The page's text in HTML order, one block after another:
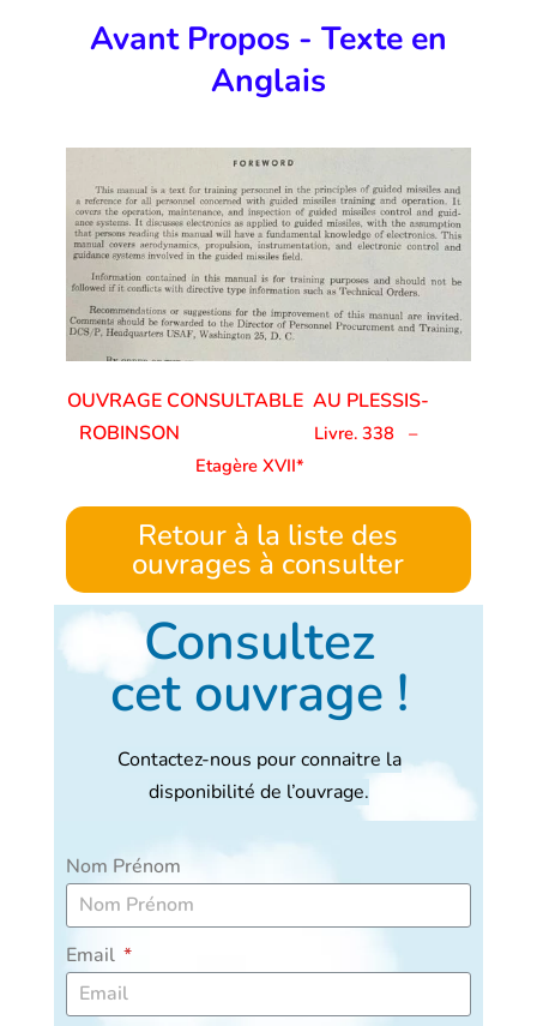
Avant Propos - Texte en
Anglais
OUVRAGE CONSULTABLE AU PLESSIS-
ROBINSON
Livre. 338
–
Etagère XVII*
Retour à la liste des
ouvrages à consulter
Consultez
cet ouvrage !
Contactez-nous pour connaitre la
disponibilité de l’ouvrage.
Nom Prénom
Email